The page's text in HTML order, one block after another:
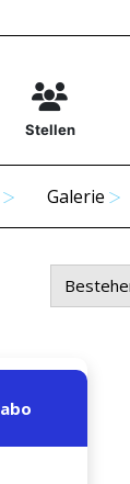
Stellen
Galerie